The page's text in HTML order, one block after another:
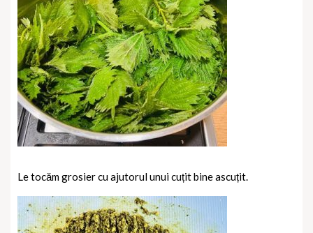
Le tocăm grosier cu ajutorul unui cuțit bine ascuțit.